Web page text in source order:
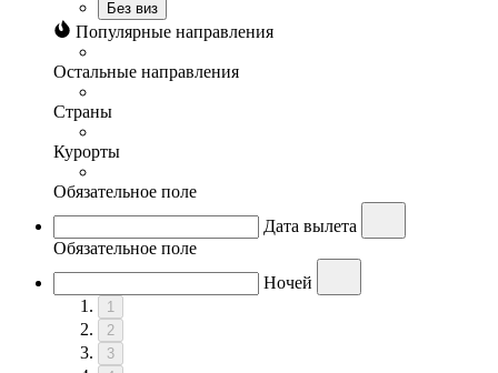
Без виз
Популярные направления
Остальные направления
Страны
Курорты
Обязательное поле
Дата вылета
Обязательное поле
Ночей
1
2
3